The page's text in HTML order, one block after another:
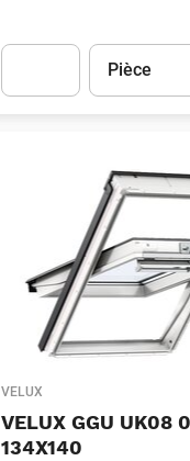
Unité
Pièce
VELUX
VELUX GGU UK08
134X140